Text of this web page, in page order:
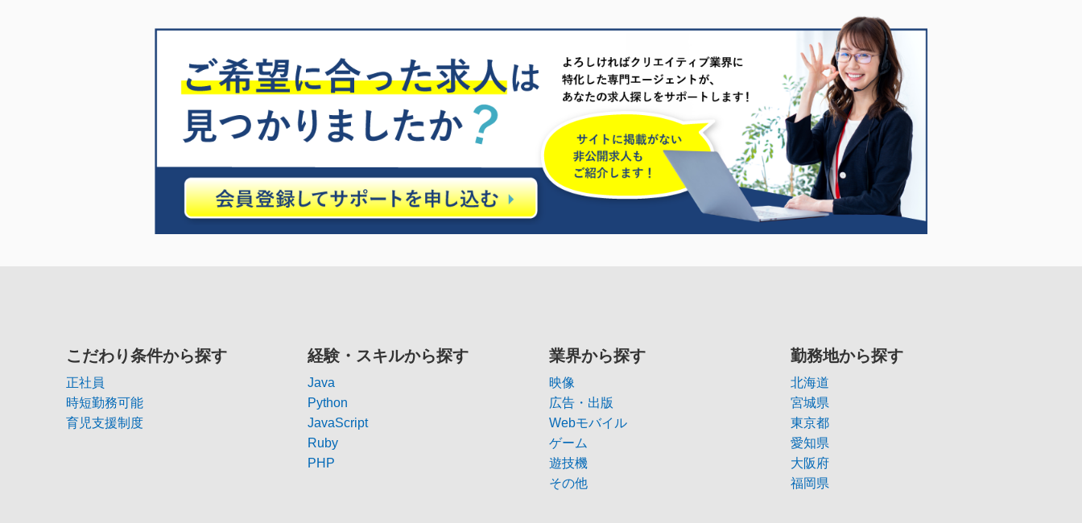
こだわり条件から探す
正社員
時短勤務可能
育児支援制度
経験・スキルから探す
Java
Python
JavaScript
Ruby
PHP
業界から探す
映像
広告・出版
Webモバイル
ゲーム
遊技機
その他
勤務地から探す
北海道
宮城県
東京都
愛知県
大阪府
福岡県